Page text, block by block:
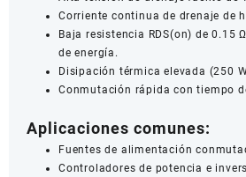
Corriente continua de drenaje de
Baja resistencia RDS(on) de 0.15
de energía.
Disipación térmica elevada (250
Conmutación rápida con tiempo
Aplicaciones comunes:
Fuentes de alimentación
Controladores de potencia e